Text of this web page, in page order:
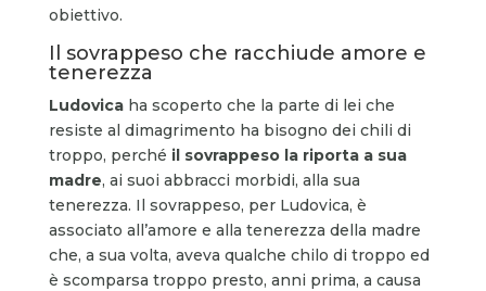
obiettivo.
Il sovrappeso che racchiude amore e
tenerezza
Ludovicaha scoperto che la parte di lei che
resiste al dimagrimento ha bisogno dei chili di
troppo, perché il sovrappeso la riporta a sua
madre, ai suoi abbracci morbidi, alla sua
tenerezza. Il sovrappeso, per Ludovica, è
associato all’amore e alla tenerezza della madre
che, a sua volta, aveva qualche chilo di troppo ed
è scomparsa troppo presto, anni prima, a causa